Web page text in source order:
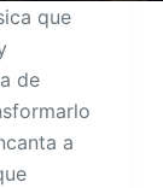
que
de
a